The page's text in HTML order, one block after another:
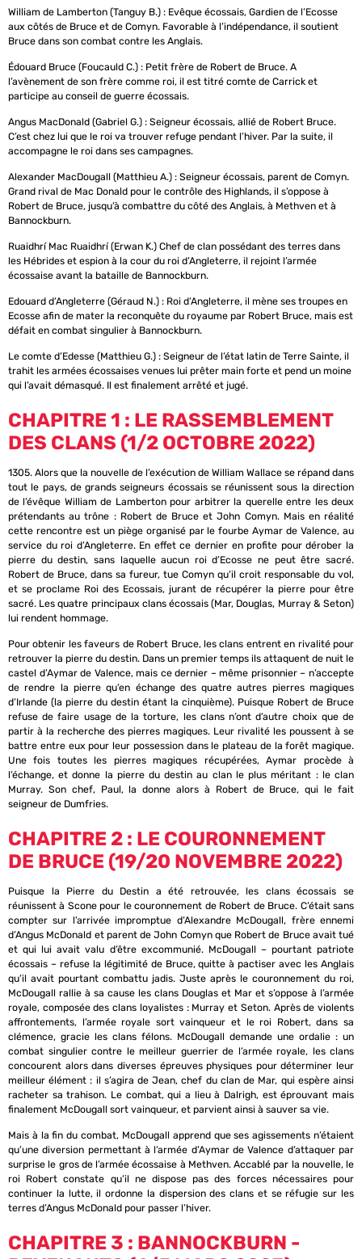
William de Lamberton (Tanguy B.) : Evêque écossais, Gardien de l’Ecosse
aux côtés de Bruce et de Comyn. Favorable à l’indépendance, il soutient
Bruce dans son combat contre les Anglais.
Édouard Bruce (Foucauld C.) : Petit frère de Robert de Bruce. A
l’avènement de son frère comme roi, il est titré comte de Carrick et
participe au conseil de guerre écossais.
Angus MacDonald (Gabriel G.) : Seigneur écossais, allié de Robert Bruce.
C’est chez lui que le roi va trouver refuge pendant l’hiver. Par la suite, il
accompagne le roi dans ses campagnes.
Alexander MacDougall (Matthieu A.) : Seigneur écossais, parent de Comyn.
Grand rival de Mac Donald pour le contrôle des Highlands, il s’oppose à
Robert de Bruce, jusqu’à combattre du côté des Anglais, à Methven et à
Bannockburn.
Ruaidhrí Mac Ruaidhrí (Erwan K.) Chef de clan possédant des terres dans
les Hébrides et espion à la cour du roi d’Angleterre, il rejoint l’armée
écossaise avant la bataille de Bannockburn.
Edouard d’Angleterre (Géraud N.) : Roi d’Angleterre, il mène ses troupes en
Ecosse afin de mater la reconquête du royaume par Robert Bruce, mais est
défait en combat singulier à Bannockburn.
Le comte d’Edesse (Matthieu G.) : Seigneur de l’état latin de Terre Sainte, il
trahit les armées écossaises venues lui prêter main forte et pend un moine
qui l’avait démasqué. Il est finalement arrêté et jugé.
CHAPITRE 1 : LE RASSEMBLEMENT
DES CLANS (1/2 OCTOBRE 2022)
1305. Alors que la nouvelle de l’exécution de William Wallace se répand dans
tout le pays, de grands seigneurs écossais se réunissent sous la direction
de l’évêque William de Lamberton pour arbitrer la querelle entre les deux
prétendants au trône : Robert de Bruce et John Comyn. Mais en réalité
cette rencontre est un piège organisé par le fourbe Aymar de Valence, au
service du roi d’Angleterre. En effet ce dernier en profite pour dérober la
pierre du destin, sans laquelle aucun roi d’Ecosse ne peut être sacré.
Robert de Bruce, dans sa fureur, tue Comyn qu’il croit responsable du vol,
et se proclame Roi des Ecossais, jurant de récupérer la pierre pour être
sacré. Les quatre principaux clans écossais (Mar, Douglas, Murray & Seton)
lui rendent hommage.
Pour obtenir les faveurs de Robert Bruce, les clans entrent en rivalité pour
retrouver la pierre du destin. Dans un premier temps ils attaquent de nuit le
castel d’Aymar de Valence, mais ce dernier – même prisonnier – n’accepte
de rendre la pierre qu’en échange des quatre autres pierres magiques
d’Irlande (la pierre du destin étant la cinquième). Puisque Robert de Bruce
refuse de faire usage de la torture, les clans n’ont d’autre choix que de
partir à la recherche des pierres magiques. Leur rivalité les poussent à se
battre entre eux pour leur possession dans le plateau de la forêt magique.
Une fois toutes les pierres magiques récupérées, Aymar procède à
l’échange, et donne la pierre du destin au clan le plus méritant : le clan
Murray. Son chef, Paul, la donne alors à Robert de Bruce, qui le fait
seigneur de Dumfries.
CHAPITRE 2 : LE COURONNEMENT
DE BRUCE (19/20 NOVEMBRE 2022)
Puisque la Pierre du Destin a été retrouvée, les clans écossais se
réunissent à Scone pour le couronnement de Robert de Bruce. C’était sans
compter sur l’arrivée impromptue d’Alexandre McDougall, frère ennemi
d’Angus McDonald et parent de John Comyn que Robert de Bruce avait tué
et qui lui avait valu d’être excommunié. McDougall – pourtant patriote
écossais – refuse la légitimité de Bruce, quitte à pactiser avec les Anglais
qu’il avait pourtant combattu jadis. Juste après le couronnement du roi,
McDougall rallie à sa cause les clans Douglas et Mar et s’oppose à l’armée
royale, composée des clans loyalistes : Murray et Seton. Après de violents
affrontements, l’armée royale sort vainqueur et le roi Robert, dans sa
clémence, gracie les clans félons. McDougall demande une ordalie : un
combat singulier contre le meilleur guerrier de l’armée royale, les clans
concourent alors dans diverses épreuves physiques pour déterminer leur
meilleur élément : il s’agira de Jean, chef du clan de Mar, qui espère ainsi
racheter sa trahison. Le combat, qui a lieu à Dalrigh, est éprouvant mais
finalement McDougall sort vainqueur, et parvient ainsi à sauver sa vie.
Mais à la fin du combat, McDougall apprend que ses agissements n’étaient
qu’une diversion permettant à l’armée d’Aymar de Valence d’attaquer par
surprise le gros de l’armée écossaise à Methven. Accablé par la nouvelle, le
roi Robert constate qu’il ne dispose pas des forces nécessaires pour
continuer la lutte, il ordonne la dispersion des clans et se réfugie sur les
terres d’Angus McDonald pour passer l’hiver.
CHAPITRE 3 : BANNOCKBURN -